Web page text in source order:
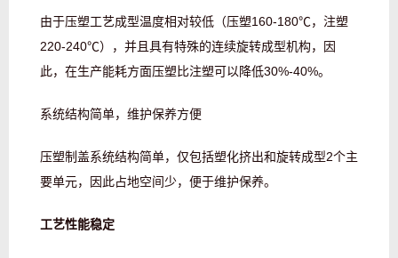
由于压塑工艺成型温度相对较低（压塑160-180℃，注塑
220-240℃），并且具有特殊的连续旋转成型机构，因
此，在生产能耗方面压塑比注塑可以降低30%-40%。
系统结构简单，维护保养方便
压塑制盖系统结构简单，仅包括塑化挤出和旋转成型2个主
要单元，因此占地空间少，便于维护保养。
工艺性能稳定